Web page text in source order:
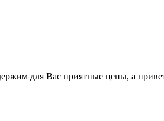
для Вас приятные цены, а